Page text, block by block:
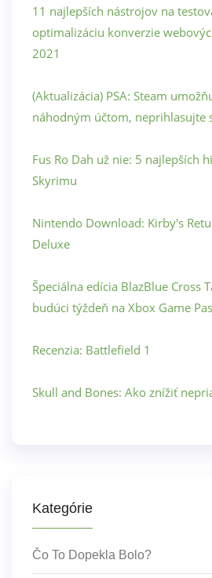
11 najlepších nástrojov na
optimalizáciu konverzie
2021
(Aktualizácia) PSA: Steam
náhodným účtom, neprihlasujte
Fus Ro Dah už nie: 5 najlepších
Skyrimu
Nintendo Download: Kirby's
Deluxe
Špeciálna edícia BlazBlue Cross
budúci týždeň na Xbox Game
Recenzia: Battlefield 1
Skull and Bones: Ako znížiť
Kategórie
Čo To Dopekla Bolo?